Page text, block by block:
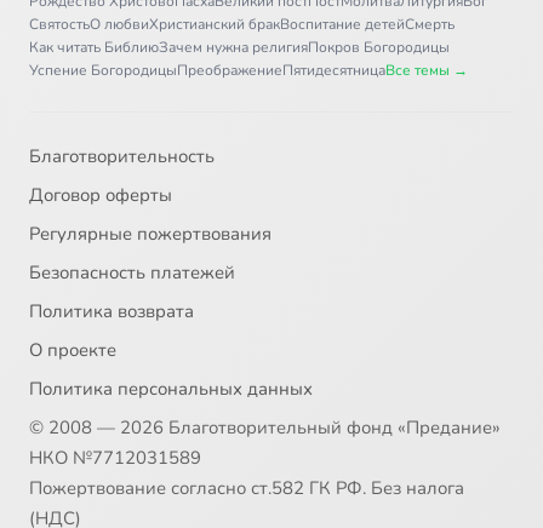
СвятостьО любвиХристианский бракВоспитание детейСмерть
Как читать БиблиюЗачем нужна религияПокров Богородицы
Успение БогородицыПреображениеПятидесятницаВсе темы →
Благотворительность
Договор оферты
Регулярные пожертвования
Безопасность платежей
Политика возврата
О проекте
Политика персональных данных
© 2008 — 2026 Благотворительный фонд «Предание»
НКО №7712031589
Пожертвование согласно ст.582 ГК РФ. Без налога
(НДС)